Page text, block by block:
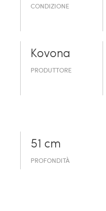
CONDIZIONE
Kovona
PRODUTTORE
51 cm
PROFONDITÀ